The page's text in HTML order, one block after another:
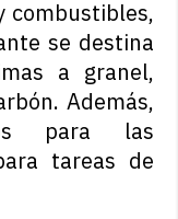
combustibles,
se destina
a granel,
Además,
para las
tareas de